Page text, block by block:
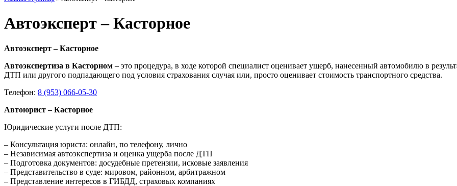
Автоэксперт – Касторное
Автоэксперт – Касторное
Автоэкспертиза в Касторном – это процедура, в ходе которой специалист оценивает ущерб, нанесенный автомобилю в
ДТП или другого подпадающего под условия страхования случая или, просто оценивает стоимость транспортного средства.
Телефон: 8 (953) 066-05-30
Автоюрист – Касторное
Юридические услуги после ДТП:
– Консультация юриста: онлайн, по телефону, лично
– Независимая автоэкспертиза и оценка ущерба после ДТП
– Подготовка документов: досудебные претензии, исковые заявления
– Представительство в суде: мировом, районном, арбитражном
– Представление интересов в ГИБДД, страховых компаниях